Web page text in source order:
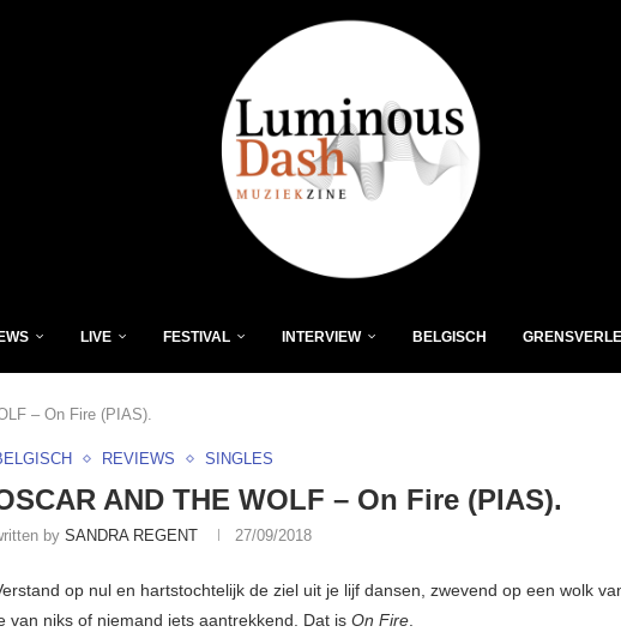
LIVE FESTIVAL INTERVIEW BELGISCH
– On Fire (PIAS).
REVIEWS SINGLES
AND THE WOLF – On Fire (PIAS).
by SANDRA REGENT 27/09/2018
op nul en hartstochtelijk de ziel uit je lijf dansen, zwevend op een wolk
van niks of niemand iets aantrekkend. Dat is On Fire.